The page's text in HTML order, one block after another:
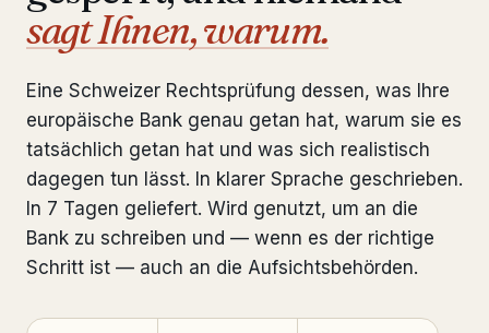
Reise-Vorabprüfung
Kontosperrung prüfen ab €2,400
Sanktions- & Datenbankprüfung ab €1,900
Auslieferung & Rechtshilfe
Notfallhilfe 24/7 ab €3,500
sagt Ihnen, warum.
Eine Schweizer Rechtsprüfung dessen, was Ihre
europäische Bank genau getan hat, warum sie es
tatsächlich getan hat und was sich realistisch
dagegen tun lässt. In klarer Sprache geschrieben.
In 7 Tagen geliefert. Wird genutzt, um an die
Bank zu schreiben und — wenn es der richtige
Schritt ist — auch an die Aufsichtsbehörden.